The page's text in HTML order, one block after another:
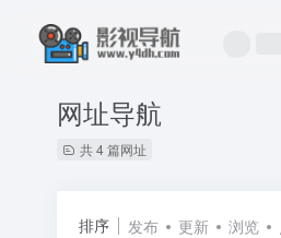
网址导航
共 4 篇网址
排序 发布 更新 浏览